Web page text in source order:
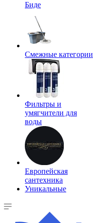
Биде
Смежные категории
Фильтры и
умягчители для
воды
Европейская
сантехника
Уникальные